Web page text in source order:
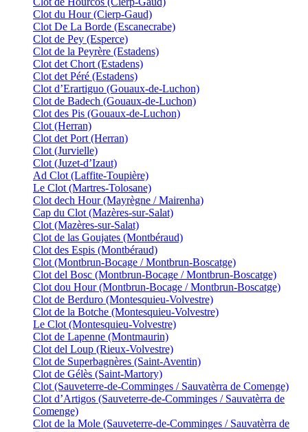
Clot du Hour (Cierp-Gaud)
Clot De La Borde (Escanecrabe)
Clot de Pey (Esperce)
Clot de la Peyrère (Estadens)
Clot det Chort (Estadens)
Clot det Péré (Estadens)
Clot d’Erartiguo (Gouaux-de-Luchon)
Clot de Badech (Gouaux-de-Luchon)
Clot des Pis (Gouaux-de-Luchon)
Clot (Herran)
Clot det Port (Herran)
Clot (Jurvielle)
Clot (Juzet-d’Izaut)
Ad Clot (Laffite-Toupière)
Le Clot (Martres-Tolosane)
Clot dech Hour (Mayrègne / Mairenha)
Cap du Clot (Mazères-sur-Salat)
Clot (Mazères-sur-Salat)
Clot de las Goujates (Montbéraud)
Clot des Espis (Montbéraud)
Clot (Montbrun-Bocage / Montbrun-Boscatge)
Clot del Bosc (Montbrun-Bocage / Montbrun-Boscatge)
Clot dou Hour (Montbrun-Bocage / Montbrun-Boscatge)
Clot de Berduro (Montesquieu-Volvestre)
Clot de la Botche (Montesquieu-Volvestre)
Le Clot (Montesquieu-Volvestre)
Clot de Lapenne (Montmaurin)
Clot del Loup (Rieux-Volvestre)
Clot de Superbagnères (Saint-Aventin)
Clot de Gélès (Saint-Martory)
Clot (Sauveterre-de-Comminges / Sauvatèrra de Comenge)
Clot d’Artigos (Sauveterre-de-Comminges / Sauvatèrra de
Comenge)
Clot de la Mole (Sauveterre-de-Comminges / Sauvatèrra de